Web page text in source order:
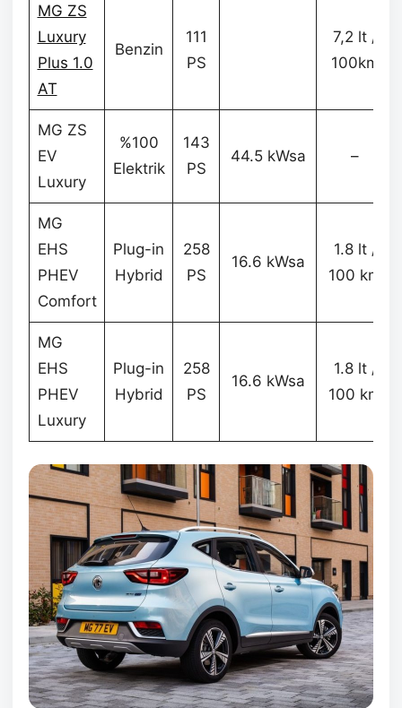
MG ZS
Luxury
Plus 1.0
AT
Benzin
111
PS
7,2 lt /
100km
MG ZS
EV
Luxury
%100
Elektrik
143
PS
44.5 kWsa –
MG
EHS
PHEV
Comfort
Plug-in
Hybrid
258
PS
16.6 kWsa
1.8 lt /
100 km
MG
EHS
PHEV
Luxury
Plug-in
Hybrid
258
PS
16.6 kWsa
1.8 lt /
100 km